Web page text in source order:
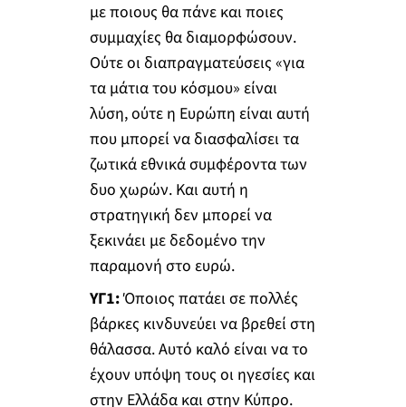
με ποιους θα πάνε και ποιες
συμμαχίες θα διαμορφώσουν.
Ούτε οι διαπραγματεύσεις «για
τα μάτια του κόσμου» είναι
λύση, ούτε η Ευρώπη είναι αυτή
που μπορεί να διασφαλίσει τα
ζωτικά εθνικά συμφέροντα των
δυο χωρών. Και αυτή η
στρατηγική δεν μπορεί να
ξεκινάει με δεδομένο την
παραμονή στο ευρώ.
ΥΓ1:Όποιος πατάει σε πολλές
βάρκες κινδυνεύει να βρεθεί στη
θάλασσα. Αυτό καλό είναι να το
έχουν υπόψη τους οι ηγεσίες και
στην Ελλάδα και στην Κύπρο.